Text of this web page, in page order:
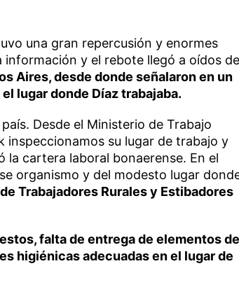
una gran repercusión y enormes
información y el rebote llegó a oídos
Aires, desde donde señalaron en un
lugar donde Díaz trabajaba.
Desde el Ministerio de Trabajo
inspeccionamos su lugar de trabajo y
la cartera laboral bonaerense. En el
organismo y del modesto lugar
Trabajadores Rurales y Estibadores
falta de entrega de elementos de
higiénicas adecuadas en el lugar de